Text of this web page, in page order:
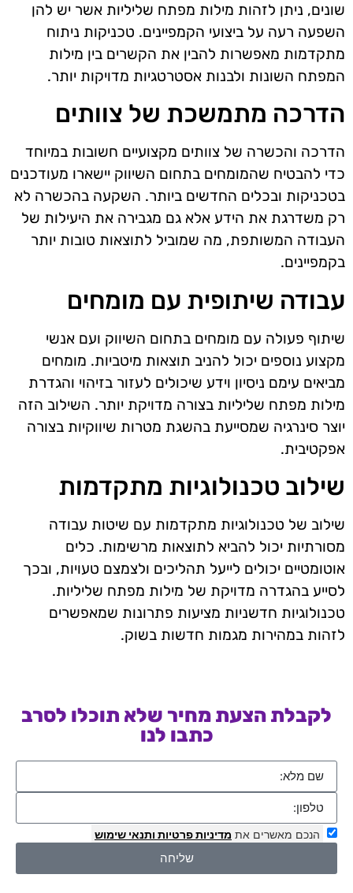
שונים, ניתן לזהות מילות מפתח שליליות אשר יש להן
השפעה רעה על ביצועי הקמפיינים. טכניקות ניתוח
מתקדמות מאפשרות להבין את הקשרים בין מילות
המפתח השונות ולבנות אסטרטגיות מדויקות יותר.
הדרכה מתמשכת של צוותים
הדרכה והכשרה של צוותים מקצועיים חשובות במיוחד
כדי להבטיח שהמומחים בתחום השיווק יישארו מעודכנים
בטכניקות ובכלים החדשים ביותר. השקעה בהכשרה לא
רק משדרגת את הידע אלא גם מגבירה את היעילות של
העבודה המשותפת, מה שמוביל לתוצאות טובות יותר
בקמפיינים.
עבודה שיתופית עם מומחים
שיתוף פעולה עם מומחים בתחום השיווק ועם אנשי
מקצוע נוספים יכול להניב תוצאות מיטביות. מומחים
מביאים עימם ניסיון וידע שיכולים לעזור בזיהוי והגדרת
מילות מפתח שליליות בצורה מדויקת יותר. השילוב הזה
יוצר סינרגיה שמסייעת בהשגת מטרות שיווקיות בצורה
אפקטיבית.
שילוב טכנולוגיות מתקדמות
שילוב של טכנולוגיות מתקדמות עם שיטות עבודה
מסורתיות יכול להביא לתוצאות מרשימות. כלים
אוטומטיים יכולים לייעל תהליכים ולצמצם טעויות, ובכך
לסייע בהגדרה מדויקת של מילות מפתח שליליות.
טכנולוגיות חדשניות מציעות פתרונות שמאפשרים
לזהות במהירות מגמות חדשות בשוק.
לקבלת הצעת מחיר שלא תוכלו לסרב
כתבו לנו
הנכם מאשרים את מדיניות פרטיות ותנאי שימוש
שליחה